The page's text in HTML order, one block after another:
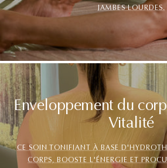
JAMBES LOURDES.
Enveloppement du
Vitalité
CE SOIN TONIFIANT À BASE
CORPS, BOOSTE L'ÉNERGIE ET